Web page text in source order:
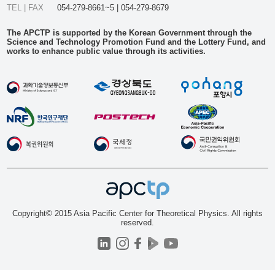
TEL | FAX
054-279-8661~5 | 054-279-8679
The APCTP is supported by the Korean Government through the
Science and Technology Promotion Fund and the Lottery Fund, and
works to enhance public value through its activities.
Copyright© 2015 Asia Pacific Center for Theoretical Physics. All rights
reserved.